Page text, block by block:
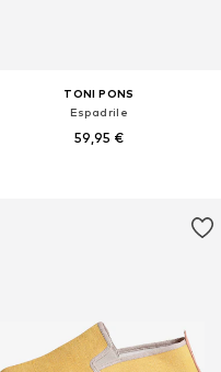
TONI PONS
Espadrile
59,95 €